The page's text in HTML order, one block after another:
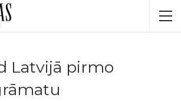
Latvijā pirmo